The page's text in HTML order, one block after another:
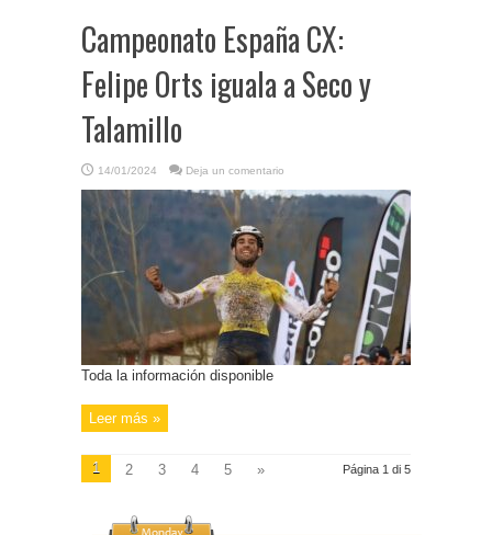
Campeonato España CX:
Felipe Orts iguala a Seco y
Talamillo
14/01/2024 Deja un comentario
Toda la información disponible
Leer más »
Página 1 di 5
1 2 3 4 5 »